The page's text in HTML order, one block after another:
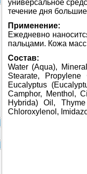
универсальное
течение дня большие
Применение:
Ежедневно
пальцами. Кожа
Состав:
Water (Aqua),
Stearate,
Eucalyptus
Camphor, Menthol,
Hybrida) Oil,
Chloroxylenol,